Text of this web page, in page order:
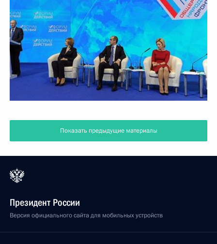
Показать предыдущие материалы
Президент России
Версия официального сайта для мобильных устройств